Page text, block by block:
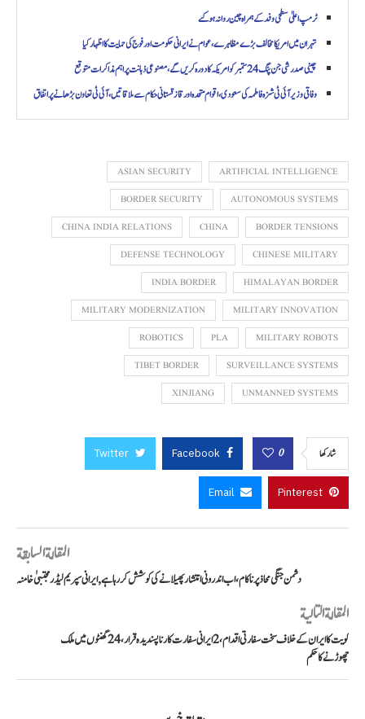
ٹرمپ اعلیٰ سطحی وفد کے ہمراہ چین روانہ ہوگئے
تہران میں امریکا مخالف بڑے مظاہرے، عوام نے ایرانی حکومت اور فوج کی حمایت کا اظہار کیا
چینی صدر شی جن پنگ 24 ستمبر کو امریکہ کا دورہ کریں گے، مصنوعی ذہانت پر اہم مذاکرات متوقع
وفاقی وزیر آئی ٹی شزہ فاطمہ کی سعودی، اقوام متحدہ اور قازقستانی حکام سے ملاقاتیں، آئی ٹی تعاون بڑھانے پر اتفاق
ARTIFICIAL INTELLIGENCE
ASIAN SECURITY
AUTONOMOUS SYSTEMS
BORDER SECURITY
BORDER TENSIONS
CHINA
CHINA INDIA RELATIONS
CHINESE MILITARY
DEFENSE TECHNOLOGY
HIMALAYAN BORDER
INDIA BORDER
MILITARY INNOVATION
MILITARY MODERNIZATION
MILITARY ROBOTS
PLA
ROBOTICS
SURVEILLANCE SYSTEMS
TIBET BORDER
UNMANNED SYSTEMS
XINJIANG
شاركها 0
Facebook
Twitter
Pinterest
Email
المقالة السابقة
دشمن جنگی محاذ پر ناکام، اب اندرونی انتشار پھیلانے کی کوشش کر رہا ہے, ایرانی سپریم لیڈر مجتبیٰ خامنہ
المقالة التالية
کویت کا ایران کے خلاف سخت سفارتی اقدام، 2 ایرانی سفارت کار ناپسندیدہ قرار، 24 گھنٹوں میں ملک
چھوڑنے کا حکم